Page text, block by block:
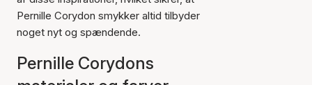
Pernille Corydon smykker altid tilbyder
noget nyt og spændende.
Pernille Corydons